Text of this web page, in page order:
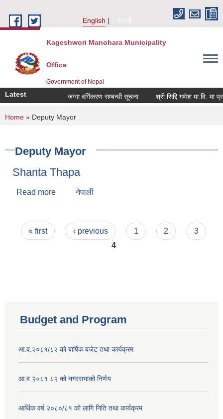
English
नेपाली
Kageshwori Manohara Municipality
Office
Government of Nepal
Latest जग्गा वर्गिकरण सम्बन्धी सूचना श्री सिद्दि गणेश मा.वि. मा
You are here
Home » Deputy Mayor
Deputy Mayor
Shanta Thapa
Read more about Shanta Thapa
नेपाली
Pages
« first ‹ previous 1 2
3
4
Budget and Program
आ.व.२०८१/८२ को बार्षिक बजेट तथा कार्यक्रम
आ.व.२०८१ ८२ को नगरसभाको निर्णय
आर्थिक वर्ष २०८०/८१ को लागि निति तथा कार्यक्रम